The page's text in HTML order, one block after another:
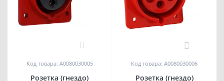
Код товара: A0080030005
Розетка (гнездо)
Код товара: A0080030006
Розетка (гнездо)